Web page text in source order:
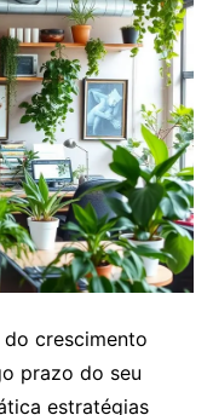
crescimento
prazo do seu
estratégias